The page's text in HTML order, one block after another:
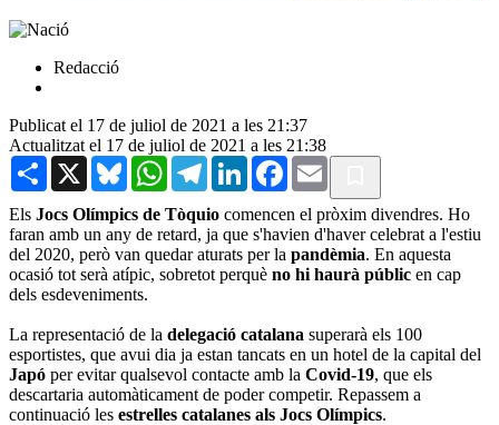
Redacció
Publicat el 17 de juliol de 2021 a les 21:37
Actualitzat el 17 de juliol de 2021 a les 21:38
Share X BlueskyWhatsAppTelegramLinkedInFacebook
Email
Els Jocs Olímpics de Tòquio comencen el pròxim divendres. Ho
faran amb un any de retard, ja que s'havien d'haver celebrat a l'estiu
del 2020, però van quedar aturats per la pandèmia. En aquesta
ocasió tot serà atípic, sobretot perquè no hi haurà públic en cap
dels esdeveniments.
La representació de la delegació catalana superarà els 100
esportistes, que avui dia ja estan tancats en un hotel de la capital del
Japó per evitar qualsevol contacte amb la Covid-19, que els
descartaria automàticament de poder competir. Repassem a
continuació les estrelles catalanes als Jocs Olímpics.